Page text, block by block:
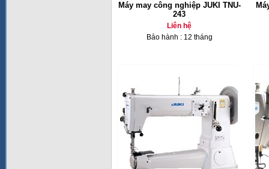
Máy may công nghiệp JUKI TNU-
243
Liên hệ
Bảo hành : 12 tháng